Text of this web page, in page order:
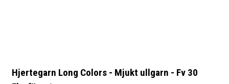
Hjertegarn Long Colors - Mjukt ullgarn - Fv 30